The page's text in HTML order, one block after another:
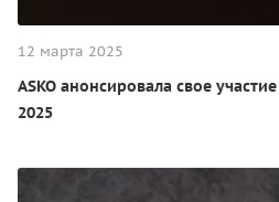
12 марта 2025
ASKO анонсировала свое
2025